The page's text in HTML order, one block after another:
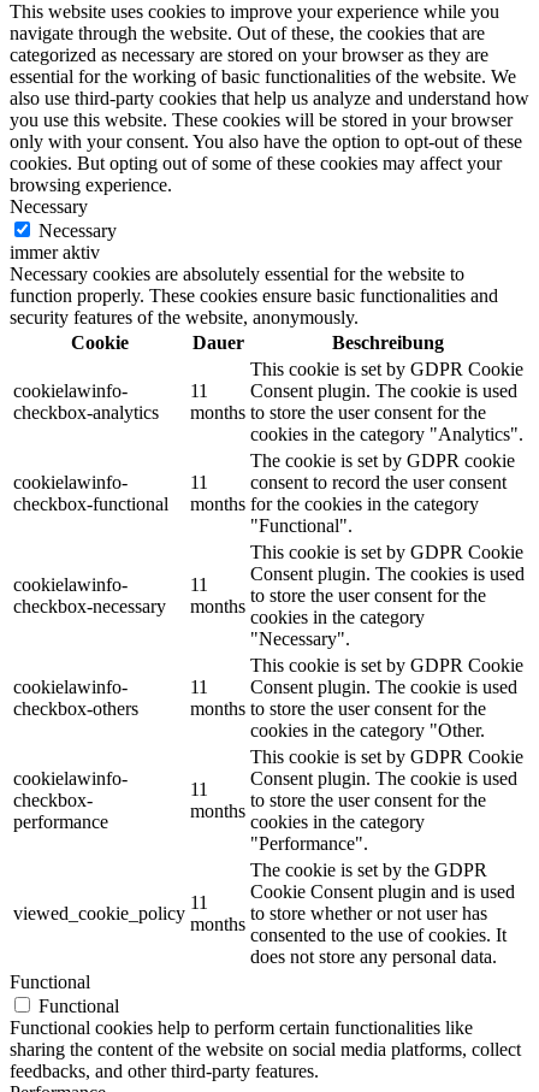
This website uses cookies to improve your experience while you
navigate through the website. Out of these, the cookies that are
categorized as necessary are stored on your browser as they are
essential for the working of basic functionalities of the website. We
also use third-party cookies that help us analyze and understand how
you use this website. These cookies will be stored in your browser
only with your consent. You also have the option to opt-out of these
cookies. But opting out of some of these cookies may affect your
browsing experience.
Necessary
Necessary
immer aktiv
Necessary cookies are absolutely essential for the website to
function properly. These cookies ensure basic functionalities and
security features of the website, anonymously.
Cookie
Dauer Beschreibung
cookielawinfo-
checkbox-analytics
11
months
This cookie is set by GDPR Cookie
Consent plugin. The cookie is used
to store the user consent for the
cookies in the category "Analytics".
cookielawinfo-
checkbox-functional
11
months
The cookie is set by GDPR cookie
consent to record the user consent
for the cookies in the category
"Functional".
cookielawinfo-
checkbox-necessary
11
months
This cookie is set by GDPR Cookie
Consent plugin. The cookies is used
to store the user consent for the
cookies in the category
"Necessary".
cookielawinfo-
checkbox-others
11
months
This cookie is set by GDPR Cookie
Consent plugin. The cookie is used
to store the user consent for the
cookies in the category "Other.
cookielawinfo-
checkbox-
performance
11
months
This cookie is set by GDPR Cookie
Consent plugin. The cookie is used
to store the user consent for the
cookies in the category
"Performance".
viewed_cookie_policy
11
months
The cookie is set by the GDPR
Cookie Consent plugin and is used
to store whether or not user has
consented to the use of cookies. It
does not store any personal data.
Functional
Functional
Functional cookies help to perform certain functionalities like
sharing the content of the website on social media platforms, collect
feedbacks, and other third-party features.